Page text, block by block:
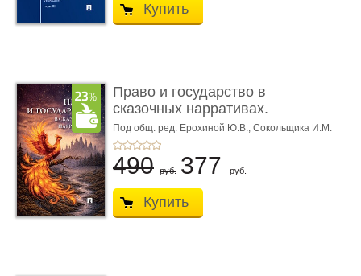
Купить
Право и государство в
сказочных нарративах.
Мо ...
Под общ. ред. Ерохиной Ю.В., Сокольщика И.М.
490 руб. 377 руб.
Купить